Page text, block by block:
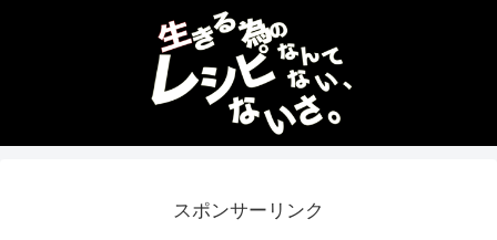
スポンサーリンク